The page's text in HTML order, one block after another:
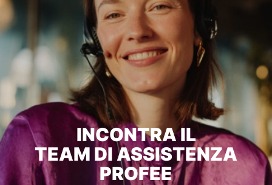
INCONTRA IL
TEAM DI ASSISTENZA
PROFEE